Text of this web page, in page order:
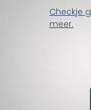
Checkje
meer.